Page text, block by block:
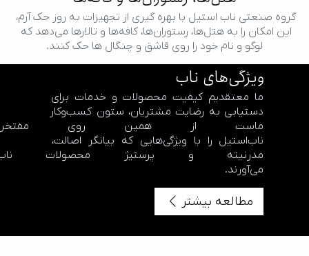
گروه صنعتی ناب استیل با بهره گیری از تجهیزات به روز حک آرم،
این امکان را به هتل‌ها، رستوران‌ها، کافه‌ها و تالارها می‌دهد که
لوگو و نام خود را روی قاشق و چنگال ها حک کنند.
اطلاعات بیشتر
ویژگی‌های ناب
ما معتقدیم کیفیت محصولات و خدمات برای
دستیابی به رضایت مشتریان، ستون کسب‌وکار
ماست از همین روی
ناب‌استیل را با ویژگی‌هایی که بیانگر اصالت،
مدرنیته و پرستیژ
می‌آورند.
مطالعه بیشتر